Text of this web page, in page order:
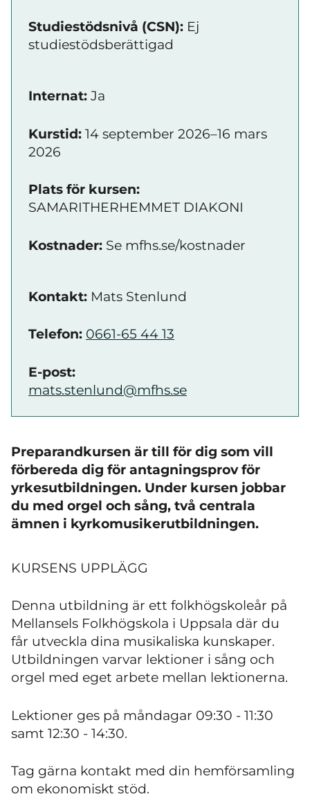
Studiestödsnivå (CSN): Ej
studiestödsberättigad
Internat: Ja
Kurstid: 14 september 2026–16 mars
2026
Plats för kursen:
SAMARITHERHEMMET DIAKONI
Kostnader: Se mfhs.se/kostnader
Kontakt: Mats Stenlund
Telefon: 0661-65 44 13
E-post:
mats.stenlund@mfhs.se
Preparandkursen är till för dig som vill
förbereda dig för antagningsprov för
yrkesutbildningen. Under kursen jobbar
du med orgel och sång, två centrala
ämnen i kyrkomusikerutbildningen.
KURSENS UPPLÄGG
Denna utbildning är ett folkhögskoleår på
Mellansels Folkhögskola i Uppsala där du
får utveckla dina musikaliska kunskaper.
Utbildningen varvar lektioner i sång och
orgel med eget arbete mellan lektionerna.
Lektioner ges på måndagar 09:30 - 11:30
samt 12:30 - 14:30.
Tag gärna kontakt med din hemförsamling
om ekonomiskt stöd.